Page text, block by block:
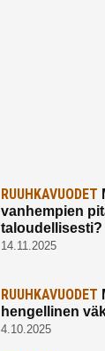
RUUHKAVUODET
vanhempien
taloudellisesti?
14.11.2025
RUUHKAVUODET
hengellinen
4.10.2025